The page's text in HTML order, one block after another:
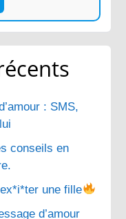
: SMS,
conseils en
une fille
d’amour